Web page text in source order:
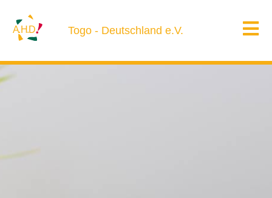
A .H.D Togo - Deutschland e.V.